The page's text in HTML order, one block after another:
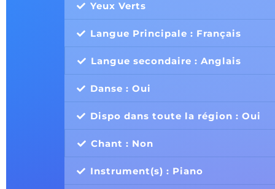
Yeux Verts
Langue Principale : Français
Langue secondaire : Anglais
Danse : Oui
Dispo dans toute la région : Oui
Chant : Non
Instrument(s) : Piano